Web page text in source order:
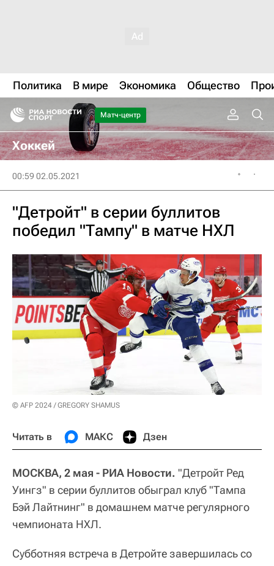
Политика В мире Экономика Общество
Матч-центр
Хоккей
00:59 02.05.2021
"Детройт" в серии буллитов
победил "Тампу" в матче НХЛ
© AFP 2024 / GREGORY SHAMUS
Читать в МАКС Дзен
МОСКВА, 2 мая - РИА Новости. "Детройт Ред
Уингз" в серии буллитов обыграл клуб "Тампа
Бэй Лайтнинг" в домашнем матче регулярного
чемпионата НХЛ.
Субботняя встреча в Детройте завершилась со